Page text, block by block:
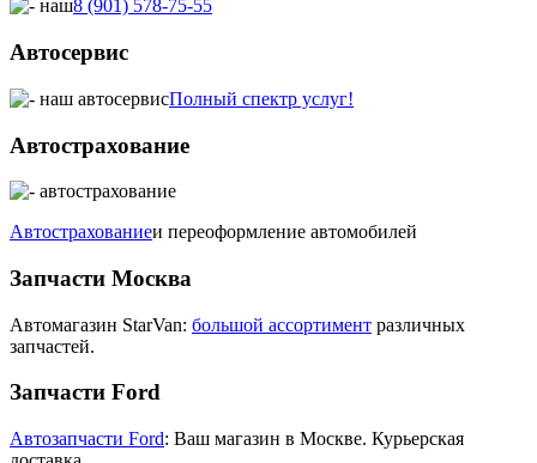
8 (901) 578-75-55
Автосервис
Полный спектр услуг!
Автострахование
Автострахованиеи переоформление автомобилей
Запчасти Москва
Автомагазин StarVan: большой ассортимент различных
запчастей.
Запчасти Ford
Автозапчасти Ford: Ваш магазин в Москве. Курьерская